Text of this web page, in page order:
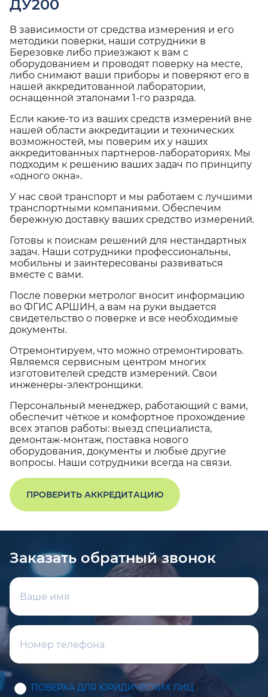
ДУ200
В зависимости от средства измерения и его
методики поверки, наши сотрудники в
Березовке либо приезжают к вам с
оборудованием и проводят поверку на месте,
либо снимают ваши приборы и поверяют его в
нашей аккредитованной лаборатории,
оснащенной эталонами 1-го разряда.
Если какие-то из ваших средств измерений вне
нашей области аккредитации и технических
возможностей, мы поверим их у наших
аккредитованных партнеров-лабораториях. Мы
подходим к решению ваших задач по принципу
«одного окна».
У нас свой транспорт и мы работаем с лучшими
транспортными компаниями. Обеспечим
бережную доставку ваших средство измерений.
Готовы к поискам решений для нестандартных
задач. Наши сотрудники профессиональны,
мобильны и заинтересованы развиваться
вместе с вами.
После поверки метролог вносит информацию
во ФГИС АРШИН, а вам на руки выдается
свидетельство о поверке и все необходимые
документы.
Отремонтируем, что можно отремонтировать.
Являемся сервисным центром многих
изготовителей средств измерений. Свои
инженеры-электронщики.
Персональный менеджер, работающий с вами,
обеспечит чёткое и комфортное прохождение
всех этапов работы: выезд специалиста,
демонтаж-монтаж, поставка нового
оборудования, документы и любые другие
вопросы. Наши сотрудники всегда на связи.
ПРОВЕРИТЬ АККРЕДИТАЦИЮ
Заказать обратный звонок
ПОВЕРКА ДЛЯ ЮРИДИЧЕСКИХ ЛИЦ